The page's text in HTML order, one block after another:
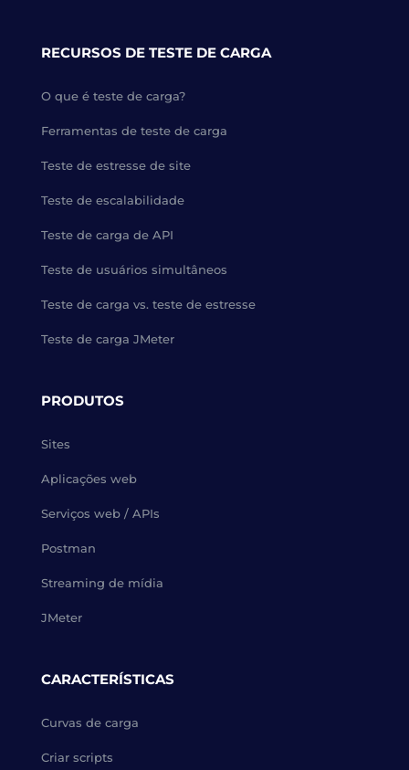
RECURSOS DE TESTE DE CARGA
O que é teste de carga?
Ferramentas de teste de carga
Teste de estresse de site
Teste de escalabilidade
Teste de carga de API
Teste de usuários simultâneos
Teste de carga vs. teste de estresse
Teste de carga JMeter
PRODUTOS
Sites
Aplicações web
Serviços web / APIs
Postman
Streaming de mídia
JMeter
CARACTERÍSTICAS
Curvas de carga
Criar scripts